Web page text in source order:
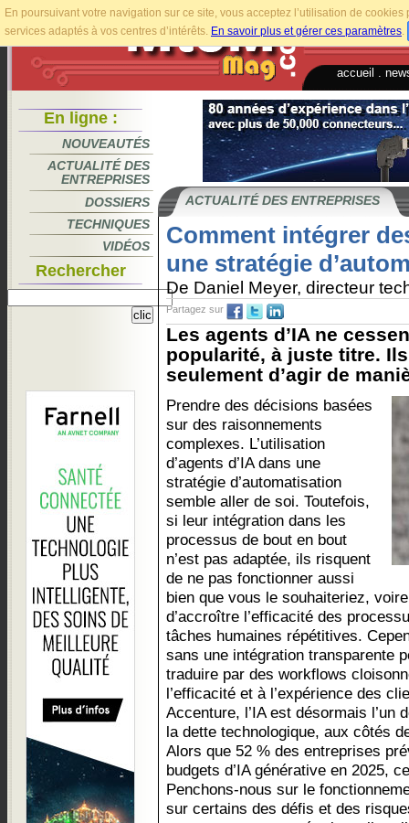
En poursuivant votre navigation sur ce site, vous acceptez l’utilisation de
services adaptés à vos centres d’intérêts. En savoir plus et gérer ces paramètres.
accueil
En ligne :
NOUVEAUTÉS
ACTUALITÉ DES
ENTREPRISES
DOSSIERS
TECHNIQUES
VIDÉOS
Rechercher
ACTUALITÉ DES ENTREPRISES
Comment intégrer
une stratégie
De Daniel Meyer, directeur
Partagez sur
Les agents d’IA ne
popularité, à juste titre.
seulement d’agir de
Prendre des décisions basées
sur des raisonnements
complexes. L’utilisation
d’agents d’IA dans une
stratégie d’automatisation
semble aller de soi. Toutefois,
si leur intégration dans les
processus de bout en bout
n’est pas adaptée, ils risquent
de ne pas fonctionner aussi
bien que vous le souhaiteriez,
d’accroître l’efficacité des
tâches humaines répétitives.
sans une intégration transparente
traduire par des workflows
l’efficacité et à l’expérience des
Accenture, l’IA est désormais l’un
la dette technologique, aux côtés
Alors que 52 % des entreprises
budgets d’IA générative en 2025,
Penchons-nous sur le
sur certains des défis et des